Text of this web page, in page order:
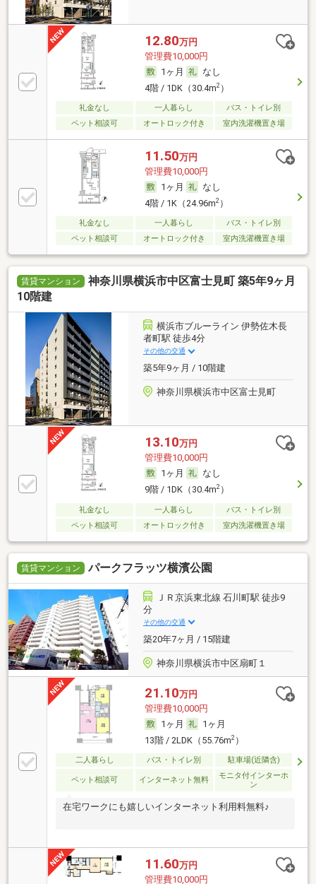
12.80万円
管理費10,000円
1ヶ月
なし
4階 / 1DK（30.4m2）
礼金なし 一人暮らし
バス・トイレ別
ペット相談可
オートロック付き 室内洗濯機置き場
11.50万円
管理費10,000円
1ヶ月
なし
4階 / 1K（24.96m2）
礼金なし 一人暮らし
バス・トイレ別
ペット相談可
オートロック付き 室内洗濯機置き場
賃貸マンション
神奈川県横浜市中区富士見町 築5年9ヶ月
10階建
横浜市ブルーライン 伊勢佐木長
者町駅 徒歩4分
その他の交通
築5年9ヶ月 / 10階建
神奈川県横浜市中区富士見町
13.10万円
管理費10,000円
1ヶ月
なし
9階 / 1DK（30.4m2）
礼金なし 一人暮らし
バス・トイレ別
ペット相談可
オートロック付き 室内洗濯機置き場
賃貸マンション パークフラッツ横濱公園
ＪＲ京浜東北線 石川町駅 徒歩9
分
その他の交通
築20年7ヶ月 / 15階建
神奈川県横浜市中区扇町１
21.10万円
管理費10,000円
1ヶ月
1ヶ月
13階 / 2LDK（55.76m2）
二人暮らし バス・トイレ別 駐車場(近隣含)
ペット相談可 インターネット無料
モニタ付インターホ
ン
在宅ワークにも嬉しいインターネット利用料無料♪
11.60万円
管理費10,000円